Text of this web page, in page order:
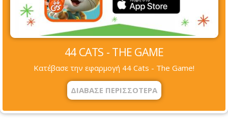
44 CATS - THE GAME
Κατέβασε την εφαρμογή 44 Cats - The Game!
ΔΙΆΒΑΣΕ ΠΕΡΙΣΣΌΤΕΡΑ